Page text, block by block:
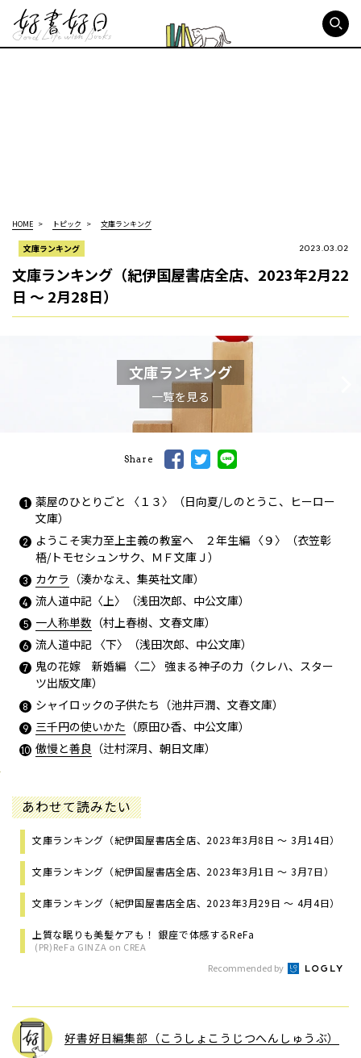
HOME トピック 文庫ランキング
文庫ランキング 2023.03.02
文庫ランキング（紀伊国屋書店全店、2023年2月22
日 ～ 2月28日）
文庫ランキング
一覧を見る
Share
薬屋のひとりごと 〈１３〉（日向夏/しのとうこ、ヒーロー
文庫）
ようこそ実力至上主義の教室へ ２年生編 〈９〉（衣笠彰
梧/トモセシュンサク、ＭＦ文庫Ｊ）
カケラ （湊かなえ、集英社文庫）
流人道中記〈上〉（浅田次郎、中公文庫）
一人称単数 （村上春樹、文春文庫）
流人道中記 〈下〉（浅田次郎、中公文庫）
鬼の花嫁 新婚編 〈二〉 強まる神子の力（クレハ、スター
ツ出版文庫）
シャイロックの子供たち（池井戸潤、文春文庫）
三千円の使いかた （原田ひ香、中公文庫）
傲慢と善良 （辻村深月、朝日文庫）
あわせて読みたい
文庫ランキング（紀伊国屋書店全店、2023年3月8日 ～ 3月14日）
文庫ランキング（紀伊国屋書店全店、2023年3月1日 ～ 3月7日）
文庫ランキング（紀伊国屋書店全店、2023年3月29日 ～ 4月4日）
上質な眠りも美髪ケアも！ 銀座で体感するReFa
(PR)ReFa GINZA on CREA
Recommended by
好書好日編集部（こうしょこうじつへんしゅうぶ）